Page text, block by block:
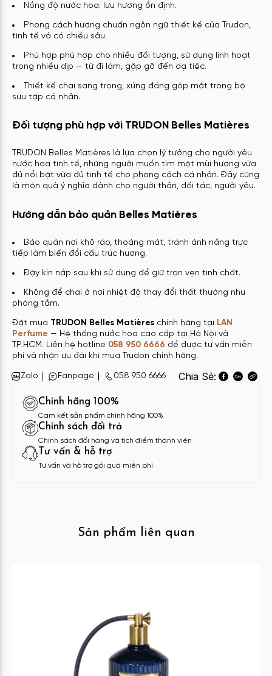
Nồng độ nước hoa: lưu hương ổn định.
Phong cách hương chuẩn ngôn ngữ thiết kế của Trudon,
tinh tế và có chiều sâu.
Phù hợp phù hợp cho nhiều đối tượng, sử dụng linh hoạt
trong nhiều dịp — từ đi làm, gặp gỡ đến dạ tiệc.
Thiết kế chai sang trọng, xứng đáng góp mặt trong bộ
sưu tập cá nhân.
Đối tượng phù hợp với TRUDON Belles Matières
TRUDON Belles Matières là lựa chọn lý tưởng cho người yêu
nước hoa tinh tế, những người muốn tìm một mùi hương vừa
đủ nổi bật vừa đủ tinh tế cho phong cách cá nhân. Đây cũng
là món quà ý nghĩa dành cho người thân, đối tác, người yêu.
Hướng dẫn bảo quản Belles Matières
Bảo quản nơi khô ráo, thoáng mát, tránh ánh nắng trực
tiếp làm biến đổi cấu trúc hương.
Đậy kín nắp sau khi sử dụng để giữ trọn vẹn tinh chất.
Không để chai ở nơi nhiệt độ thay đổi thất thường như
phòng tắm.
Đặt mua TRUDON Belles Matières chính hãng tại LAN
Perfume — Hệ thống nước hoa cao cấp tại Hà Nội và
TP.HCM. Liên hệ hotline 058 950 6666 để được tư vấn miễn
phí và nhận ưu đãi khi mua Trudon chính hãng.
Zalo Fanpage 058 950 6666 Chia Sẻ:
Chính hãng 100%
Cam kết sản phẩm chính hãng 100%
Chính sách đổi trả
Chính sách đổi hàng và tích điểm thành viên
Tư vấn & hỗ trợ
Tư vấn và hỗ trợ gói quà miễn phí
Sản phẩm liên quan